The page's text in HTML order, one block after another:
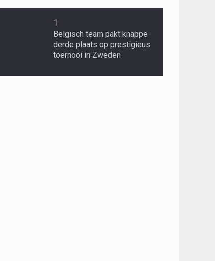
1
Belgisch team pakt knappe
derde plaats op prestigieus
toernooi in Zweden